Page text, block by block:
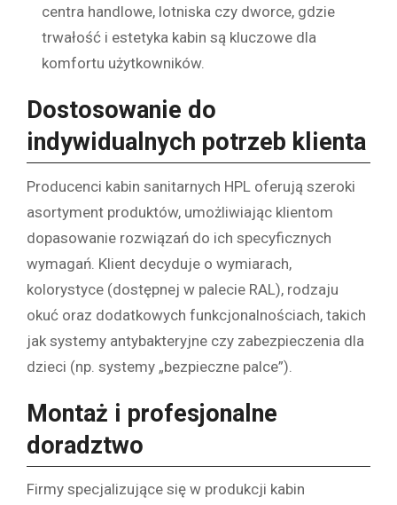
centra handlowe, lotniska czy dworce, gdzie
trwałość i estetyka kabin są kluczowe dla
komfortu użytkowników.
Dostosowanie do
indywidualnych potrzeb klienta
Producenci kabin sanitarnych HPL oferują szeroki
asortyment produktów, umożliwiając klientom
dopasowanie rozwiązań do ich specyficznych
wymagań. Klient decyduje o wymiarach,
kolorystyce (dostępnej w palecie RAL), rodzaju
okuć oraz dodatkowych funkcjonalnościach, takich
jak systemy antybakteryjne czy zabezpieczenia dla
dzieci (np. systemy „bezpieczne palce”).
Montaż i profesjonalne
doradztwo
Firmy specjalizujące się w produkcji kabin